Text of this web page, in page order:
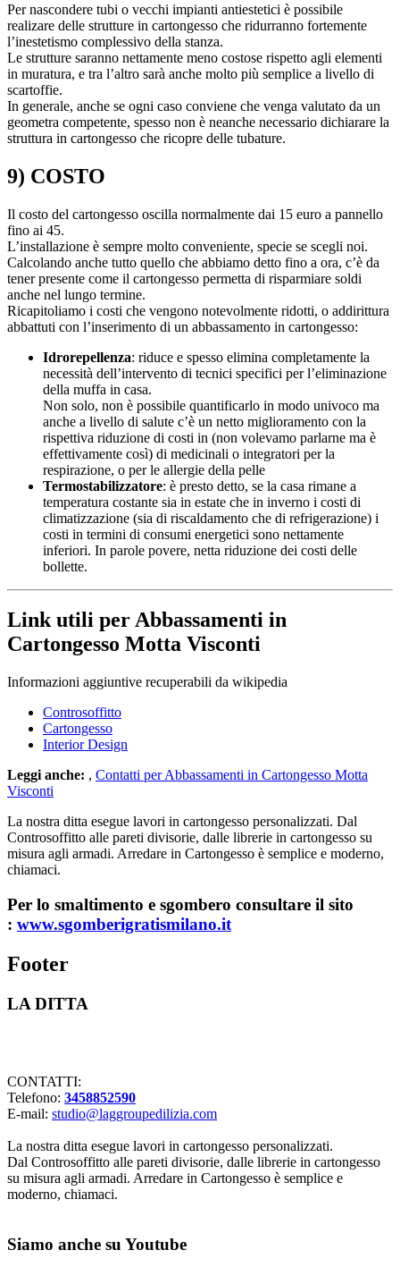
Per nascondere tubi o vecchi impianti antiestetici è possibile
realizare delle strutture in cartongesso che ridurranno fortemente
l’inestetismo complessivo della stanza.
Le strutture saranno nettamente meno costose rispetto agli elementi
in muratura, e tra l’altro sarà anche molto più semplice a livello di
scartoffie.
In generale, anche se ogni caso conviene che venga valutato da un
geometra competente, spesso non è neanche necessario dichiarare la
struttura in cartongesso che ricopre delle tubature.
9) COSTO
Il costo del cartongesso oscilla normalmente dai 15 euro a pannello
fino ai 45.
L’installazione è sempre molto conveniente, specie se scegli noi.
Calcolando anche tutto quello che abbiamo detto fino a ora, c’è da
tener presente come il cartongesso permetta di risparmiare soldi
anche nel lungo termine.
Ricapitoliamo i costi che vengono notevolmente ridotti, o addirittura
abbattuti con l’inserimento di un abbassamento in cartongesso:
Idrorepellenza: riduce e spesso elimina completamente la
necessità dell’intervento di tecnici specifici per l’eliminazione
della muffa in casa.
Non solo, non è possibile quantificarlo in modo univoco ma
anche a livello di salute c’è un netto miglioramento con la
rispettiva riduzione di costi in (non volevamo parlarne ma è
effettivamente così) di medicinali o integratori per la
respirazione, o per le allergie della pelle
Termostabilizzatore: è presto detto, se la casa rimane a
temperatura costante sia in estate che in inverno i costi di
climatizzazione (sia di riscaldamento che di refrigerazione) i
costi in termini di consumi energetici sono nettamente
inferiori. In parole povere, netta riduzione dei costi delle
bollette.
Link utili per Abbassamenti in
Cartongesso Motta Visconti
Informazioni aggiuntive recuperabili da wikipedia
Controsoffitto
Cartongesso
Interior Design
Leggi anche: , Contatti per Abbassamenti in Cartongesso Motta
Visconti
La nostra ditta esegue lavori in cartongesso personalizzati. Dal
Controsoffitto alle pareti divisorie, dalle librerie in cartongesso su
misura agli armadi. Arredare in Cartongesso è semplice e moderno,
chiamaci.
Per lo smaltimento e sgombero consultare il sito
: www.sgomberigratismilano.it
Footer
LA DITTA
CONTATTI:
Telefono: 3458852590
E-mail: studio@laggroupedilizia.com
La nostra ditta esegue lavori in cartongesso personalizzati.
Dal Controsoffitto alle pareti divisorie, dalle librerie in cartongesso
su misura agli armadi. Arredare in Cartongesso è semplice e
moderno, chiamaci.
Siamo anche su Youtube